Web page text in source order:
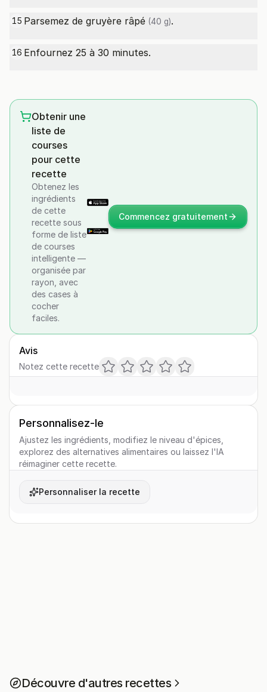
15 Parsemez de gruyère râpé (40 g).
16 Enfournez 25 à 30 minutes.
Obtenir une
liste de
courses
pour cette
recette
Obtenez les
ingrédients
de cette
recette sous
forme de liste
de courses
intelligente —
organisée par
rayon, avec
des cases à
cocher
faciles.
Commencez gratuitement
Avis
Notez cette recette
Personnalisez-le
Ajustez les ingrédients, modifiez le niveau d'épices,
explorez des alternatives alimentaires ou laissez l'IA
réimaginer cette recette.
Personnaliser la recette
Découvre d'autres recettes